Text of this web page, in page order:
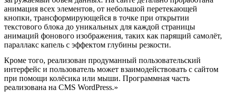
анимация всех элементов, от небольшой перетекающей
кнопки, трансформирующейся в точке при открытии
текстового блока до уникальных для каждой страницы
анимаций фонового изображения, таких как парящий самолёт,
параллакс капель с эффектом глубины резкости.
Кроме того, реализован продуманный пользовательский
интерфейс и пользователь может взаимодействовать с сайтом
при помощи колёсика или мыши. Программная часть
реализована на CMS WordPress.»